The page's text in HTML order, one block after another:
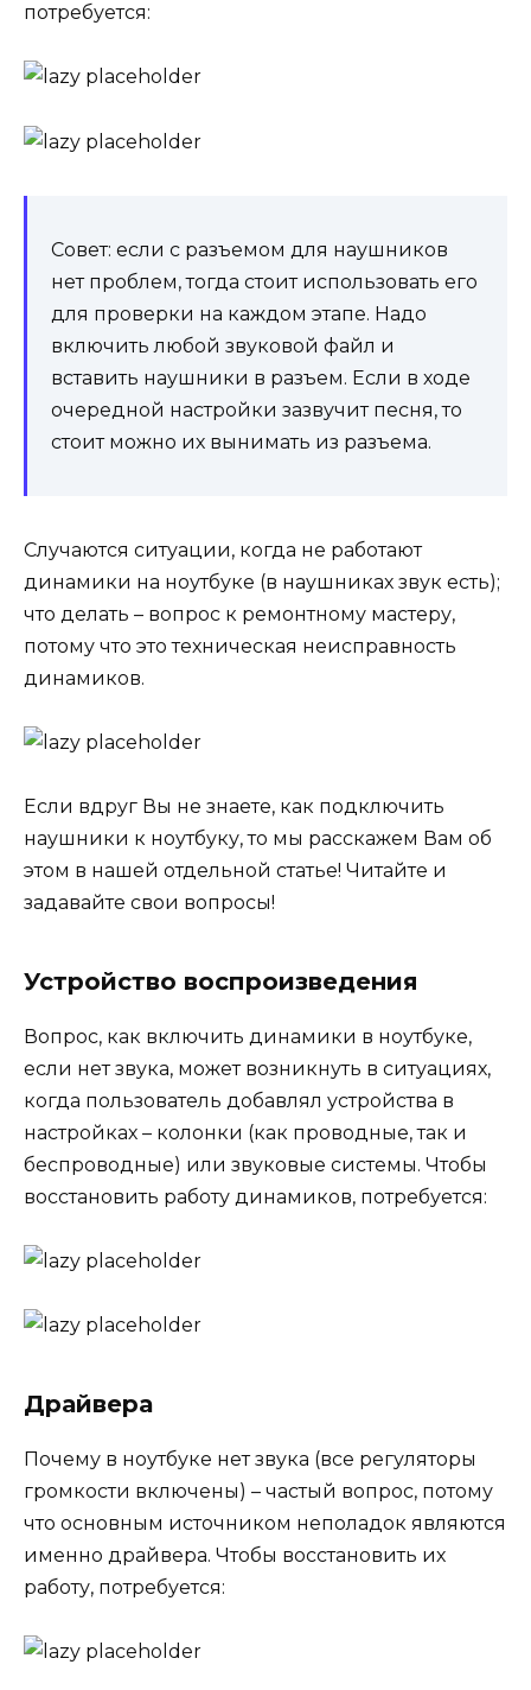
потребуется:
Совет: если с разъемом для наушников
нет проблем, тогда стоит использовать его
для проверки на каждом этапе. Надо
включить любой звуковой файл и
вставить наушники в разъем. Если в ходе
очередной настройки зазвучит песня, то
стоит можно их вынимать из разъема.
Случаются ситуации, когда не работают
динамики на ноутбуке (в наушниках звук есть);
что делать – вопрос к ремонтному мастеру,
потому что это техническая неисправность
динамиков.
Если вдруг Вы не знаете, как подключить
наушники к ноутбуку, то мы расскажем Вам об
этом в нашей отдельной статье! Читайте и
задавайте свои вопросы!
Устройство воспроизведения
Вопрос, как включить динамики в ноутбуке,
если нет звука, может возникнуть в ситуациях,
когда пользователь добавлял устройства в
настройках – колонки (как проводные, так и
беспроводные) или звуковые системы. Чтобы
восстановить работу динамиков, потребуется:
Драйвера
Почему в ноутбуке нет звука (все регуляторы
громкости включены) – частый вопрос, потому
что основным источником неполадок являются
именно драйвера. Чтобы восстановить их
работу, потребуется: